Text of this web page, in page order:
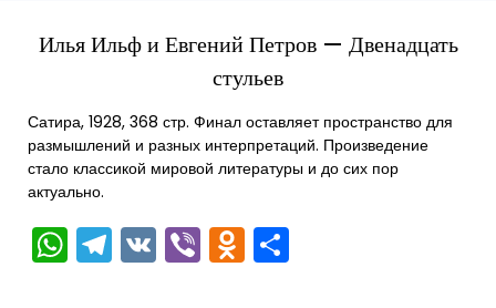
Илья Ильф и Евгений Петров — Двенадцать
стульев
Сатира, 1928, 368 стр. Финал оставляет пространство для
размышлений и разных интерпретаций. Произведение
стало классикой мировой литературы и до сих пор
актуально.
WhatsApp
Telegram
VKViberOdnoklassniki